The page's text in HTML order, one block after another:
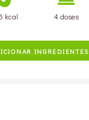
kcal 4 doses
INGREDIENTES